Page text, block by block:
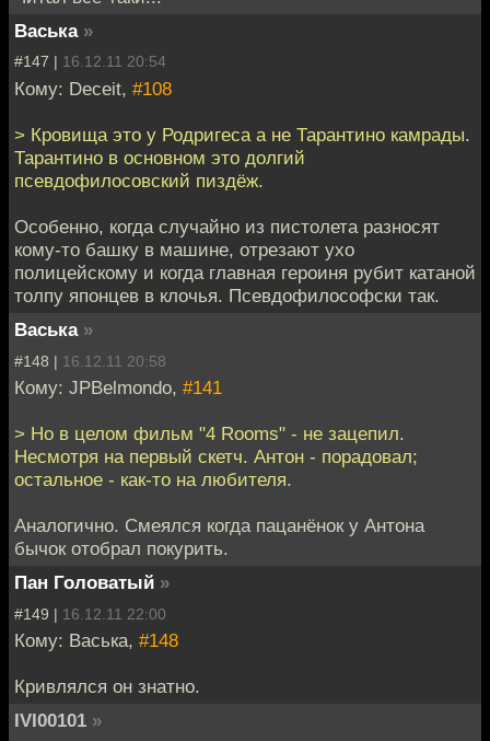
Васька »
#147 | 16.12.11 20:54
Кому: Deceit, #108
> Кровища это у Родригеса а не Тарантино камрады.
Тарантино в основном это долгий
псевдофилосовский пиздёж.
Особенно, когда случайно из пистолета разносят
кому-то башку в машине, отрезают ухо
полицейскому и когда главная героиня рубит катаной
толпу японцев в клочья. Псевдофилософски так.
Васька »
#148 | 16.12.11 20:58
Кому: JPBelmondo, #141
> Но в целом фильм "4 Rooms" - не зацепил.
Несмотря на первый скетч. Антон - порадовал;
остальное - как-то на любителя.
Аналогично. Смеялся когда пацанёнок у Антона
бычок отобрал покурить.
Пан Головатый »
#149 | 16.12.11 22:00
Кому: Васька, #148
Кривлялся он знатно.
IVI00101 »